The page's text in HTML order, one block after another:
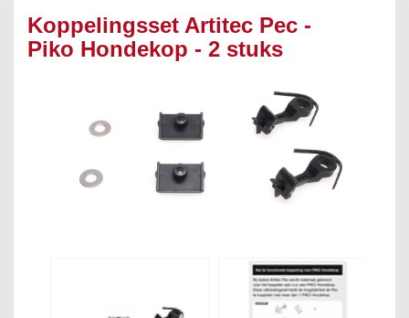
Koppelingsset Artitec Pec -
Piko Hondekop - 2 stuks